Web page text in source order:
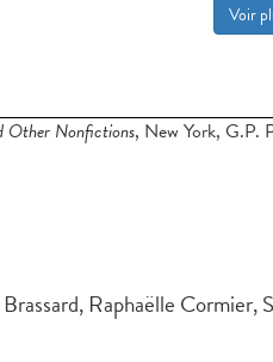
Voir
Other Nonfictions, New York, G.P.
Raphaëlle